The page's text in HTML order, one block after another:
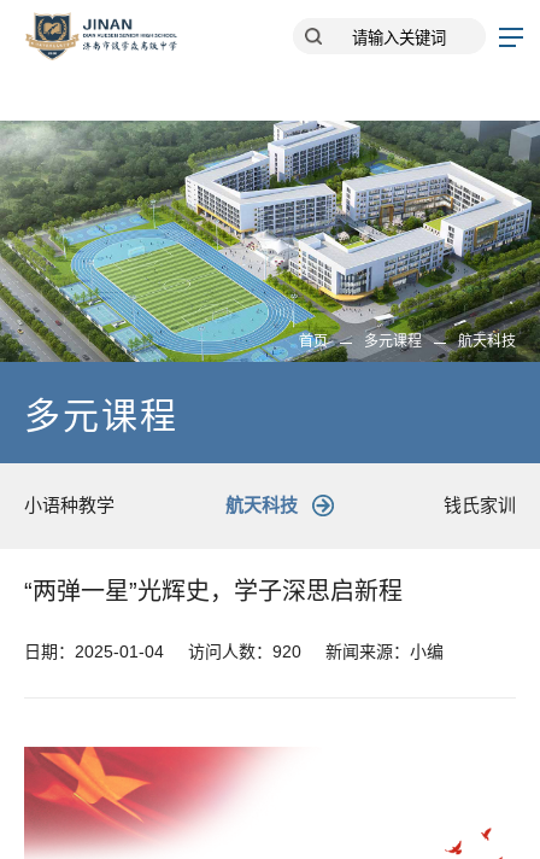
首页 多元课程 航天科技
多元课程
小语种教学 航天科技 钱氏家训
“两弹一星”光辉史，学子深思启新程
日期：2025-01-04 访问人数： 920 新闻来源：小编